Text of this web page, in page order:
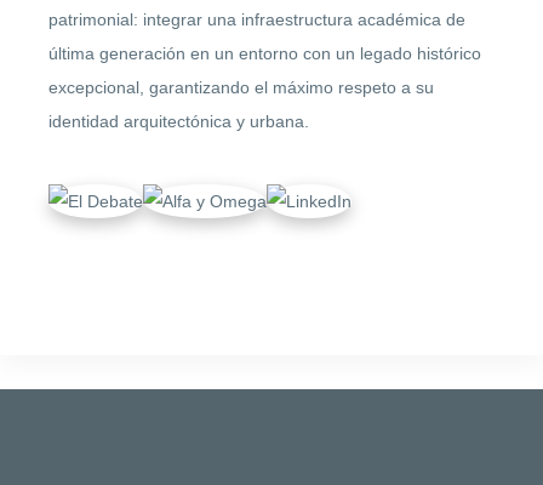
patrimonial: integrar una infraestructura académica de
última generación en un entorno con un legado histórico
excepcional, garantizando el máximo respeto a su
identidad arquitectónica y urbana.